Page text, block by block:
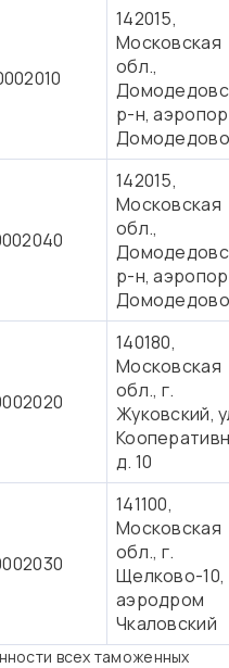
142015,
Московская
обл.,
р-н,
Домодедово
142015,
Московская
обл.,
р-н,
Домодедово
140180,
Московская
обл., г.
Жуковский,
д. 10
141100,
Московская
обл., г.
Щелково-10,
аэродром
Чкаловский
всех таможенных